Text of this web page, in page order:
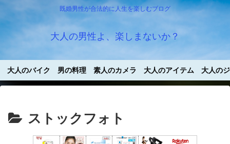
既婚男性が合法的に人生を楽しむブログ
大人の男性よ、楽しまないか？
大人のバイク 男の料理 素人のカメラ 大人のアイテム 大人の
ストックフォト